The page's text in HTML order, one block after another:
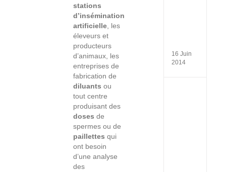
stations
d’insémination
artificielle , les
éleveurs et
producteurs
d’animaux, les
entreprises de
fabrication de
diluants ou
tout centre
produisant des
doses de
spermes ou de
paillettes qui
ont besoin
d’une analyse
des
16 Juin
2014